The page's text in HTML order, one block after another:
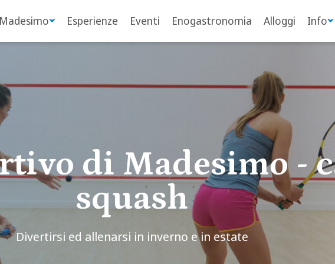
Esperienze Eventi Enogastronomia Alloggi Info
di Madesimo -
squash
Divertirsi ed allenarsi in inverno e in estate